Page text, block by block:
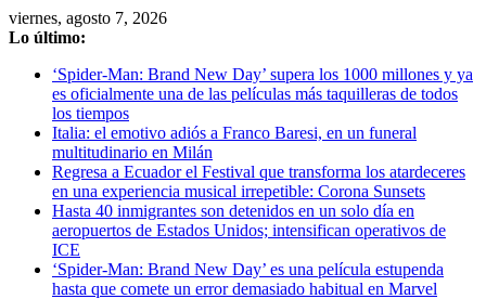
Saltar
al
viernes, agosto 7, 2026
Lo último:
‘Spider-Man: Brand New Day’ supera los 1000 millones y ya
es oficialmente una de las películas más taquilleras de todos
los tiempos
Italia: el emotivo adiós a Franco Baresi, en un funeral
multitudinario en Milán
Regresa a Ecuador el Festival que transforma los atardeceres
en una experiencia musical irrepetible: Corona Sunsets
Hasta 40 inmigrantes son detenidos en un solo día en
aeropuertos de Estados Unidos; intensifican operativos de
ICE
‘Spider-Man: Brand New Day’ es una película estupenda
hasta que comete un error demasiado habitual en Marvel